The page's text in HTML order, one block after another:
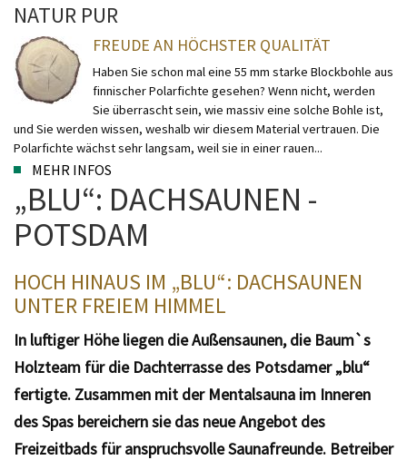
NATUR PUR
FREUDE AN HÖCHSTER QUALITÄT
Haben Sie schon mal eine 55 mm starke Blockbohle aus
finnischer Polarfichte gesehen? Wenn nicht, werden
Sie überrascht sein, wie massiv eine solche Bohle ist,
und Sie werden wissen, weshalb wir diesem Material vertrauen. Die
Polarfichte wächst sehr langsam, weil sie in einer rauen...
MEHR INFOS
„BLU“: DACHSAUNEN -
POTSDAM
HOCH HINAUS IM „BLU“: DACHSAUNEN
UNTER FREIEM HIMMEL
In luftiger Höhe liegen die Außensaunen, die Baum`s
Holzteam für die Dachterrasse des Potsdamer „blu“
fertigte. Zusammen mit der Mentalsauna im Inneren
des Spas bereichern sie das neue Angebot des
Freizeitbads für anspruchsvolle Saunafreunde. Betreiber